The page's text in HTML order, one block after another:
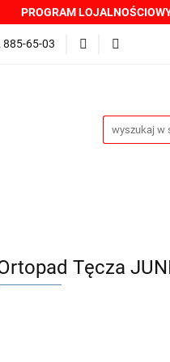
PROGRAM
885-65-03
PROMOCJE
Tęcza